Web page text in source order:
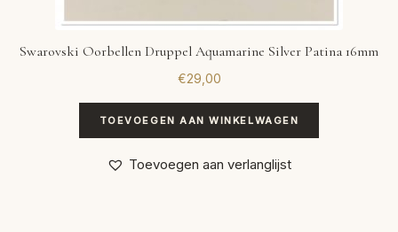
Swarovski Oorbellen Druppel Aquamarine Silver Patina 16mm
€29,00
TOEVOEGEN AAN WINKELWAGEN
Toevoegen aan verlanglijst